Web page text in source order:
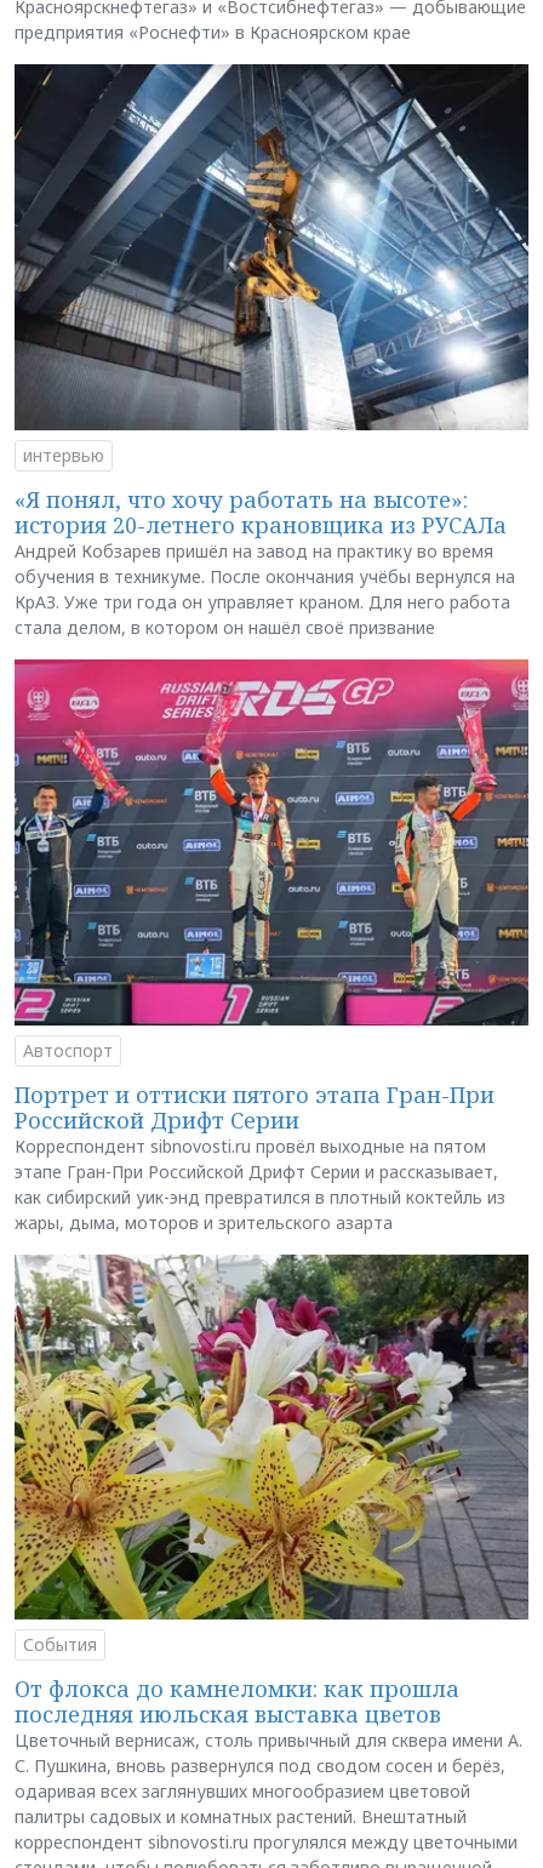
Красноярскнефтегаз» и «Востсибнефтегаз» — добывающие
предприятия «Роснефти» в Красноярском крае
интервью
«Я понял, что хочу работать на высоте»:
история 20-летнего крановщика из РУСАЛа
Андрей Кобзарев пришёл на завод на практику во время
обучения в техникуме. После окончания учёбы вернулся на
КрАЗ. Уже три года он управляет краном. Для него работа
стала делом, в котором он нашёл своё призвание
Автоспорт
Портрет и оттиски пятого этапа Гран-При
Российской Дрифт Серии
Корреспондент sibnovosti.ru провёл выходные на пятом
этапе Гран-При Российской Дрифт Серии и рассказывает,
как сибирский уик-энд превратился в плотный коктейль из
жары, дыма, моторов и зрительского азарта
События
От флокса до камнеломки: как прошла
последняя июльская выставка цветов
Цветочный вернисаж, столь привычный для сквера имени А.
С. Пушкина, вновь развернулся под сводом сосен и берёз,
одаривая всех заглянувших многообразием цветовой
палитры садовых и комнатных растений. Внештатный
корреспондент sibnovosti.ru прогулялся между цветочными